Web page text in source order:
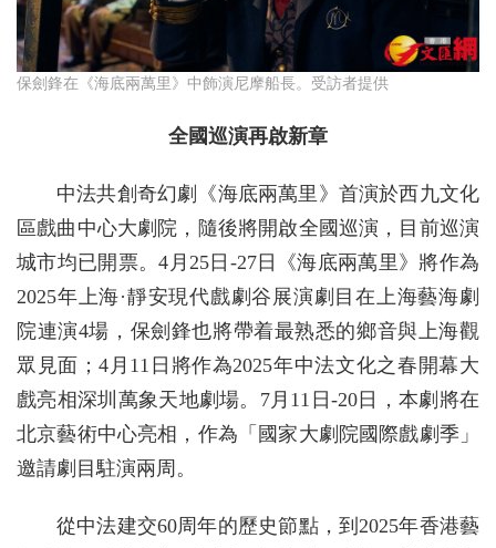
保劍鋒在《海底兩萬里》中飾演尼摩船長。受訪者提供
全國巡演再啟新章
中法共創奇幻劇《海底兩萬里》首演於西九文化
區戲曲中心大劇院，隨後將開啟全國巡演，目前巡演
城市均已開票。4月25日-27日《海底兩萬里》將作為
2025年上海·靜安現代戲劇谷展演劇目在上海藝海劇
院連演4場，保劍鋒也將帶着最熟悉的鄉音與上海觀
眾見面；4月11日將作為2025年中法文化之春開幕大
戲亮相深圳萬象天地劇場。7月11日-20日，本劇將在
北京藝術中心亮相，作為「國家大劇院國際戲劇季」
邀請劇目駐演兩周。
從中法建交60周年的歷史節點，到2025年香港藝